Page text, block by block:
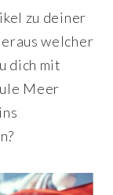
zu deiner
welcher
dich mit
Meer